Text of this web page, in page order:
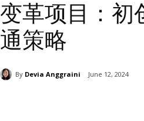
变革项目：初
通策略
By Devia Anggraini June 12, 2024